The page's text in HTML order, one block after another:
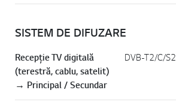
SISTEM DE DIFUZARE
Recepție TV digitală
(terestră, cablu, satelit)
→ Principal / Secundar
DVB-T2/C/S2